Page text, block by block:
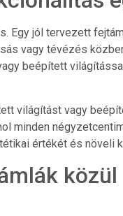
Egy jól tervezett
vagy tévézés
beépített
világítást vagy
minden
értékét és növeli
közül